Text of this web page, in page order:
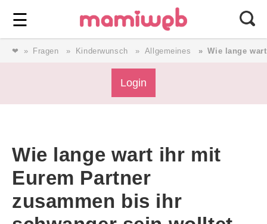
☰ ⎯ Wir lieben Familie ⎯
❤ Fragen Kinderwunsch Allgemeines Wie lange
Login
Wie lange wart ihr mit
Eurem Partner
zusammen bis ihr
Forum
Service